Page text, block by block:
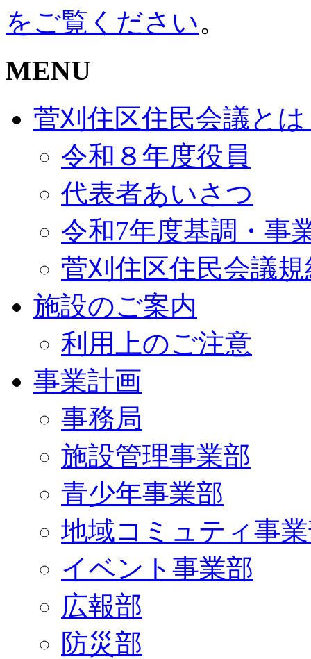
をご覧ください。
MENU
菅刈住区住民会議と
令和８年度役員
代表者あいさつ
令和7年度基調・事
菅刈住区住民会議規
施設のご案内
利用上のご注意
事業計画
事務局
施設管理事業部
青少年事業部
地域コミュティ事
イベント事業部
広報部
防災部